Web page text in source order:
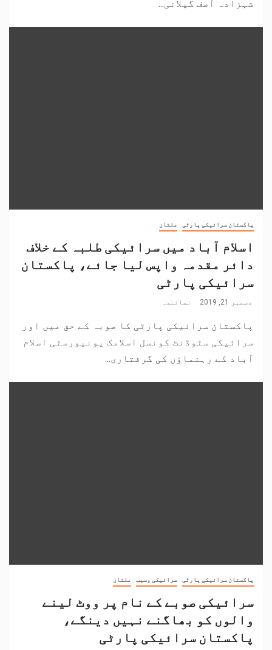
شہزادہ آصف گیلانی...
پاکستان سرائیکی پارٹی ملتان
اسلام آباد میں سرائیکی طلبہ کے خلاف
دائر مقدمہ واپس لیا جائے، پاکستان
سرائیکی پارٹی
دسمبر 21, 2019 نمائندہ
پاکستان سرائیکی پارٹی کا صوبہ کے حق میں اور
سرائیکی سٹوڈنٹ کونسل اسلامک یونیورسٹی اسلام
آباد کے رہنماؤں کی گرفتاری...
پاکستان سرائیکی پارٹی سرائیکی وسیب ملتان
سرائیکی صوبے کے نام پر ووٹ لینے
والوں کو بھاگنے نہیں دینگے،
پاکستان سرائیکی پارٹی